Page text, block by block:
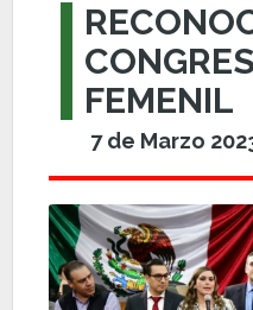
FEMENIL
7 de Marzo